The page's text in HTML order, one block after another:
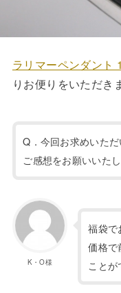
ラリマーペンダント
りお便りをいただき
Q．今回お求めいた
ご感想をお願いいたし
K・O様
福袋で
価格
ことが